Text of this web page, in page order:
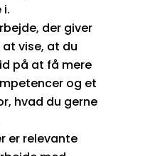
i.
der giver
vise, at du
på at få mere
og et
hvad du gerne
er relevante